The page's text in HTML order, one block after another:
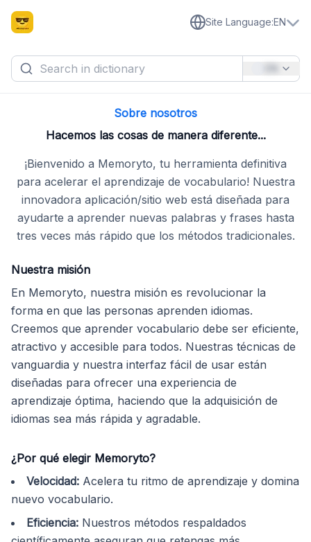
Site Language:EN
Sobre nosotros
Hacemos las cosas de manera diferente...
¡Bienvenido a Memoryto, tu herramienta definitiva
para acelerar el aprendizaje de vocabulario! Nuestra
innovadora aplicación/sitio web está diseñada para
ayudarte a aprender nuevas palabras y frases hasta
tres veces más rápido que los métodos tradicionales.
Nuestra misión
En Memoryto, nuestra misión es revolucionar la
forma en que las personas aprenden idiomas.
Creemos que aprender vocabulario debe ser eficiente,
atractivo y accesible para todos. Nuestras técnicas de
vanguardia y nuestra interfaz fácil de usar están
diseñadas para ofrecer una experiencia de
aprendizaje óptima, haciendo que la adquisición de
idiomas sea más rápida y agradable.
¿Por qué elegir Memoryto?
Velocidad: Acelera tu ritmo de aprendizaje y domina
nuevo vocabulario.
Eficiencia: Nuestros métodos respaldados